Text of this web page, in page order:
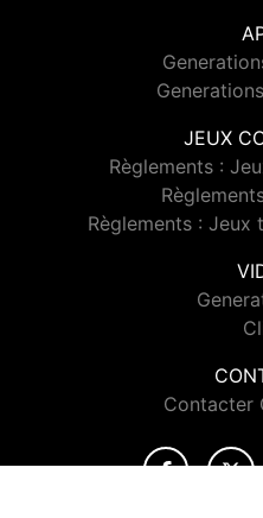
JEUX
Règlements :
Règlements : Jeux
Contacter